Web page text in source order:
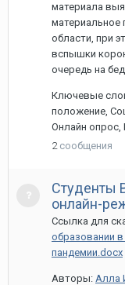
материала
материальное
области, при
вспышки
очередь на
Ключевые
положение,
Онлайн опрос,
2 сообщения
Студенты
онлайн-
Ссылка для
образовании
пандемии.docx
Авторы: Алла